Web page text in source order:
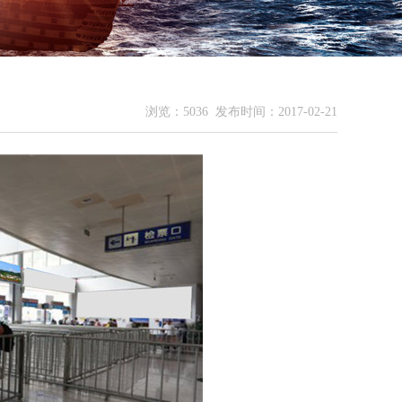
浏览：5036 发布时间：2017-02-21